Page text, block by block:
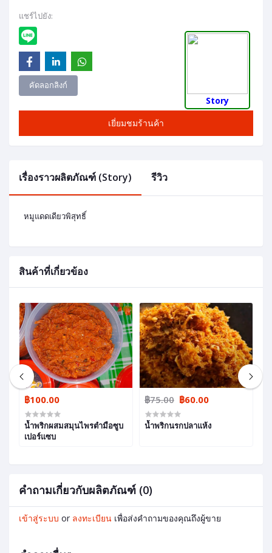
แชร์ไปยัง:
คัดลอกลิงก์
เยี่ยมชมร้านค้า
Story
เรื่องราวผลิตภัณฑ์ (Story) รีวิว
หมูแดดเดียวพิสุทธิ์
สินค้าที่เกี่ยวข้อง
฿100.00
น้ำพริกผสมสมุนไพรตำมือซูบ
เปอร์แซบ
฿75.00 ฿60.00
น้ำพริกนรกปลาแห้ง
คำถามเกี่ยวกับผลิตภัณฑ์ (0)
เข้าสู่ระบบ or ลงทะเบียน เพื่อส่งคำถามของคุณถึงผู้ขาย